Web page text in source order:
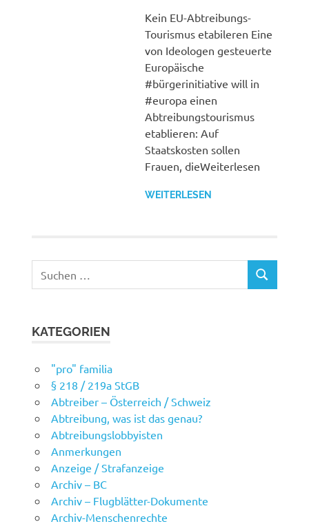
Kein EU-Abtreibungs-
Tourismus etabileren Eine
von Ideologen gesteuerte
Europäische
#bürgerinitiative will in
#europa einen
Abtreibungstourismus
etablieren: Auf
Staatskosten sollen
Frauen, dieWeiterlesen
WEITERLESEN
nach:
SUCHEN
KATEGORIEN
"pro" familia
§ 218 / 219a StGB
Abtreiber – Österreich / Schweiz
Abtreibung, was ist das genau?
Abtreibungslobbyisten
Anmerkungen
Anzeige / Strafanzeige
Archiv – BC
Archiv – Flugblätter-Dokumente
Archiv-Menschenrechte